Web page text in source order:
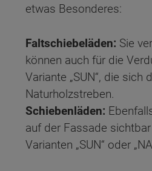
etwas Besonderes:
Faltschiebeläden: Sie
können auch für die
Variante „SUN“, die
Naturholzstreben.
Schiebenläden:
auf der Fassade
Varianten „SUN“ oder